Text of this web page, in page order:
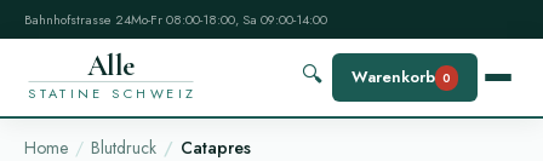
Bahnhofstrasse 24Mo-Fr 08:00-18:00, Sa 09:00-14:00
Alle
STATINE SCHWEIZ
🔍 Warenkorb 0
Home Blutdruck Catapres